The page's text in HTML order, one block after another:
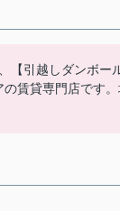
【引越しダンボ
賃貸専門店です